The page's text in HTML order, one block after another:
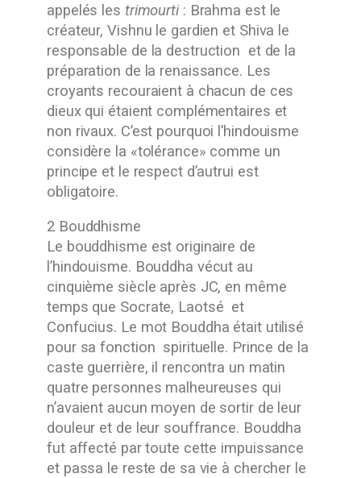
appelés les trimourti: Brahma est le
créateur, Vishnu le gardien et Shiva le
responsable de la destruction et de la
préparation de la renaissance. Les
croyants recouraient à chacun de ces
dieux qui étaient complémentaires et
non rivaux. C’est pourquoi l’hindouisme
considère la «tolérance» comme un
principe et le respect d’autrui est
obligatoire.
2 Bouddhisme
Le bouddhisme est originaire de
l’hindouisme. Bouddha vécut au
cinquième siècle après JC, en même
temps que Socrate, Laotsé et
Confucius. Le mot Bouddha était utilisé
pour sa fonction spirituelle. Prince de la
caste guerrière, il rencontra un matin
quatre personnes malheureuses qui
n’avaient aucun moyen de sortir de leur
douleur et de leur souffrance. Bouddha
fut affecté par toute cette impuissance
et passa le reste de sa vie à chercher le